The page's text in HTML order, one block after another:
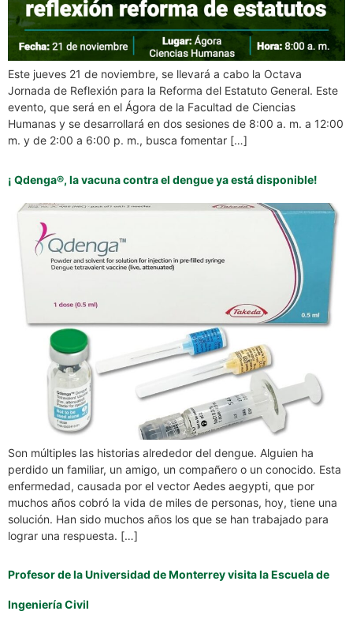
Este jueves 21 de noviembre, se llevará a cabo la Octava
Jornada de Reflexión para la Reforma del Estatuto General. Este
evento, que será en el Ágora de la Facultad de Ciencias
Humanas y se desarrollará en dos sesiones de 8:00 a. m. a 12:00
m. y de 2:00 a 6:00 p. m., busca fomentar […]
¡ Qdenga®, la vacuna contra el dengue ya está disponible!
Son múltiples las historias alrededor del dengue. Alguien ha
perdido un familiar, un amigo, un compañero o un conocido. Esta
enfermedad, causada por el vector Aedes aegypti, que por
muchos años cobró la vida de miles de personas, hoy, tiene una
solución. Han sido muchos años los que se han trabajado para
lograr una respuesta. […]
Profesor de la Universidad de Monterrey visita la Escuela de
Ingeniería Civil